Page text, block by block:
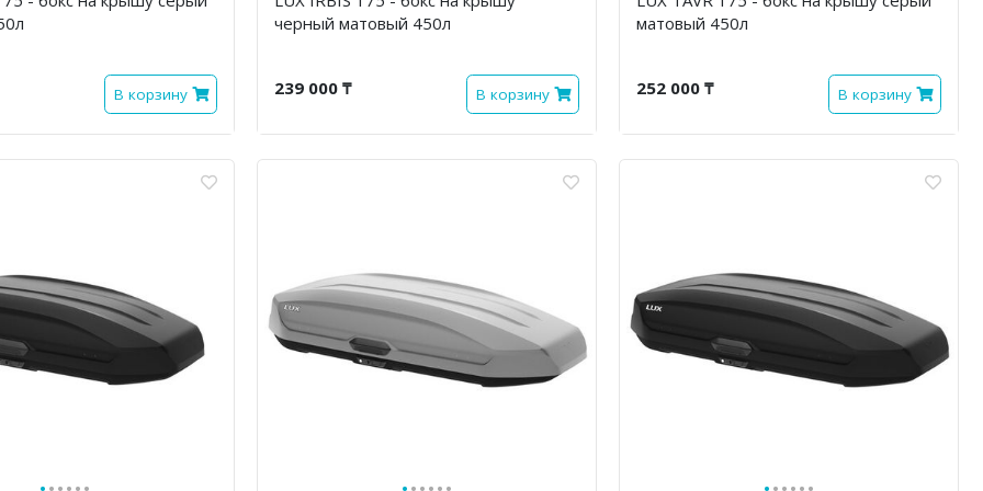
В корзину
черный матовый 450л
239 000 ₸ В корзину
матовый 450л
252 000 ₸ В корзину